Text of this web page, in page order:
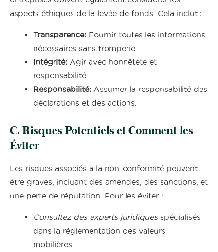
aspects éthiques de la levée de fonds. Cela inclut :
Transparence: Fournir toutes les informations
nécessaires sans tromperie.
Intégrité: Agir avec honnêteté et
responsabilité.
Responsabilité: Assumer la responsabilité des
déclarations et des actions.
C. Risques Potentiels et Comment les
Éviter
Les risques associés à la non-conformité peuvent
être graves, incluant des amendes, des sanctions, et
une perte de réputation. Pour les éviter :
Consultez des experts juridiquesspécialisés
dans la réglementation des valeurs
mobilières.